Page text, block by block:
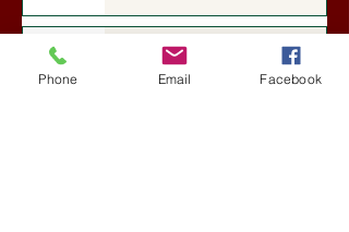
Darai Lajos: Naplóbölcsességeim
Phone Email Facebook